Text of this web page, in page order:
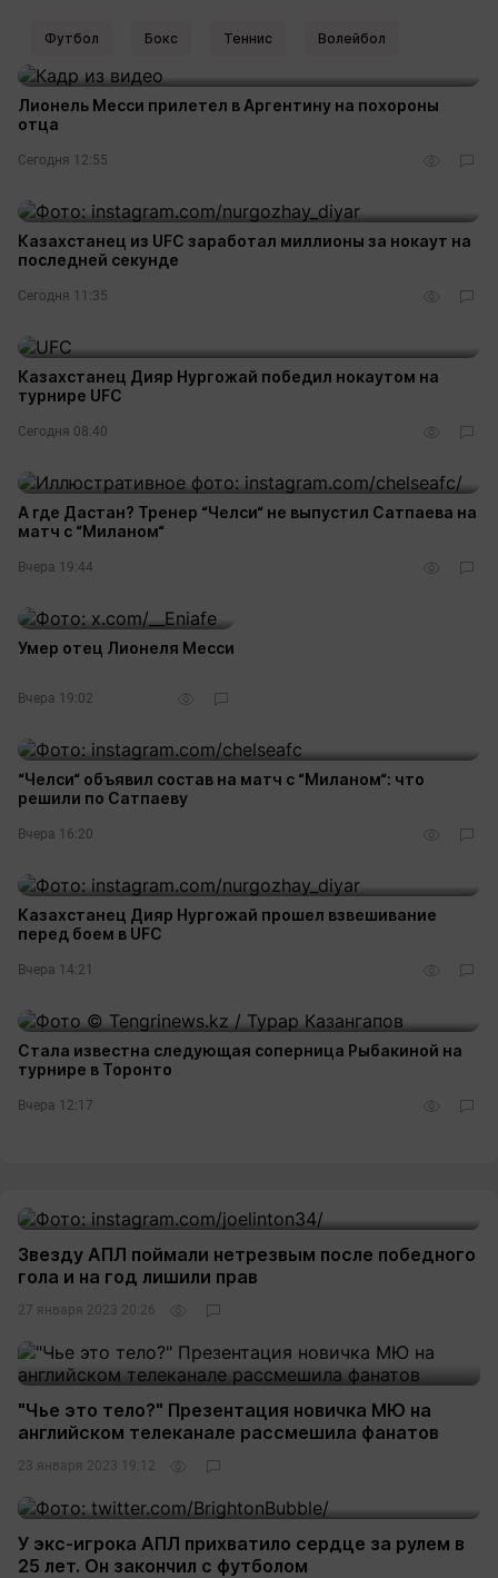
Футбол Бокс Теннис Волейбол
Лионель Месси прилетел в Аргентину на похороны
отца
Сегодня 12:55
Казахстанец из UFC заработал миллионы за нокаут на
последней секунде
Сегодня 11:35
Казахстанец Дияр Нургожай победил нокаутом на
турнире UFC
Сегодня 08:40
А где Дастан? Тренер “Челси“ не выпустил Сатпаева на
матч с “Миланом“
Вчера 19:44
Умер отец Лионеля Месси
Вчера 19:02
“Челси“ объявил состав на матч с “Миланом“: что
решили по Сатпаеву
Вчера 16:20
Казахстанец Дияр Нургожай прошел взвешивание
перед боем в UFC
Вчера 14:21
Стала известна следующая соперница Рыбакиной на
турнире в Торонто
Вчера 12:17
Звезду АПЛ поймали нетрезвым после победного
гола и на год лишили прав
27 января 2023 20:26
"Чье это тело?" Презентация новичка МЮ на
английском телеканале рассмешила фанатов
23 января 2023 19:12
У экс-игрока АПЛ прихватило сердце за рулем в
25 лет. Он закончил с футболом